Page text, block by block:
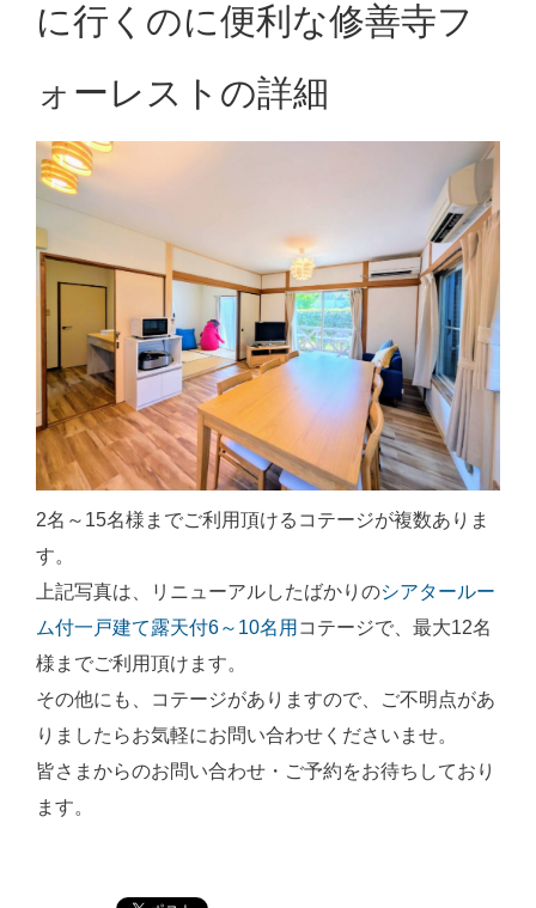
に行くのに便利な修善寺フ
ォーレストの詳細
2名～15名様までご利用頂けるコテージが複数ありま
す。
上記写真は、リニューアルしたばかりのシアタールー
ム付一戸建て露天付6～10名用 コテージで、最大12名
様までご利用頂けます。
その他にも、コテージがありますので、ご不明点があ
りましたらお気軽にお問い合わせくださいませ。
皆さまからのお問い合わせ・ご予約をお待ちしており
ます。